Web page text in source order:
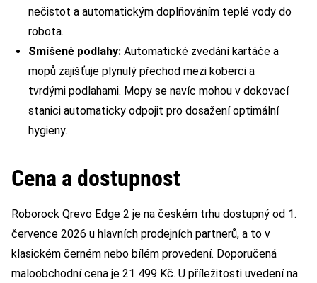
nečistot a automatickým doplňováním teplé vody do
robota.
Smíšené podlahy: Automatické zvedání kartáče a
mopů zajišťuje plynulý přechod mezi koberci a
tvrdými podlahami. Mopy se navíc mohou v dokovací
stanici automaticky odpojit pro dosažení optimální
hygieny.
Cena a dostupnost
Roborock Qrevo Edge 2 je na českém trhu dostupný od 1.
července 2026 u hlavních prodejních partnerů, a to v
klasickém černém nebo bílém provedení. Doporučená
maloobchodní cena je 21 499 Kč. U příležitosti uvedení na